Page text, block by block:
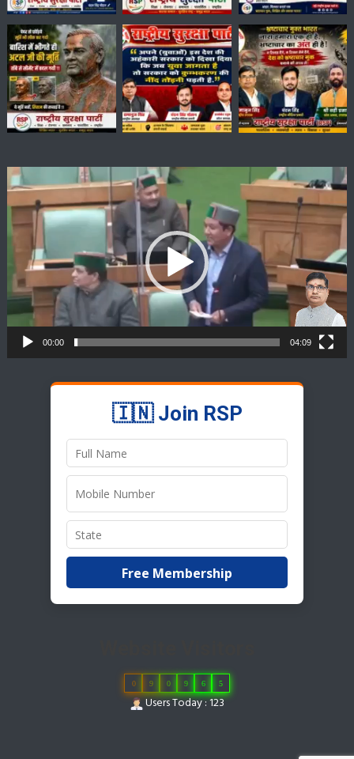
Video
Player
00:00 04:09
🇮🇳 Join RSP
Free Membership
0 9 0 9 6 5
Users Today : 123